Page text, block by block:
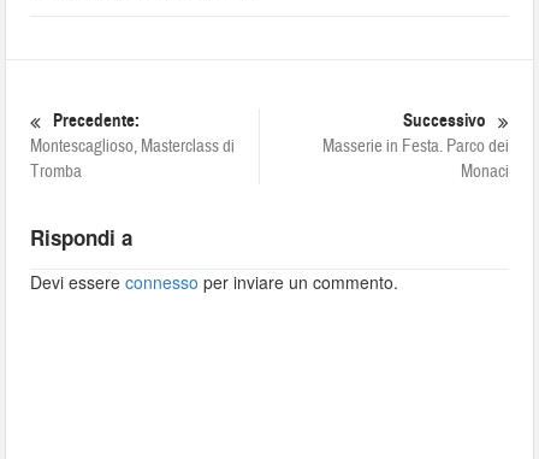
Precedente:
Montescaglioso, Masterclass di
Tromba
Successivo
Masserie in Festa. Parco dei
Monaci
Rispondi a
Devi essereconnesso per inviare un commento.